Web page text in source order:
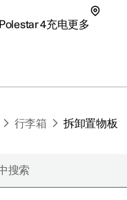
Polestar 4充电更多
行李箱 拆卸置物板